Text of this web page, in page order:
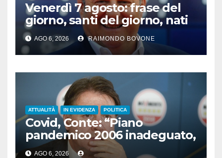
Venerdì 7 agosto: frase del
giorno, santi del giorno, nati
famosi, accadde oggi
AGO 6, 2026 RAIMONDO BOVONE
ATTUALITÀ IN EVIDENZA POLITICA
Covid, Conte: “Piano
pandemico 2006 inadeguato,
virus senza precedenti”
AGO 6, 2026